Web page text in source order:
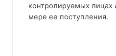
контролируемых лицах
мере ее поступления.